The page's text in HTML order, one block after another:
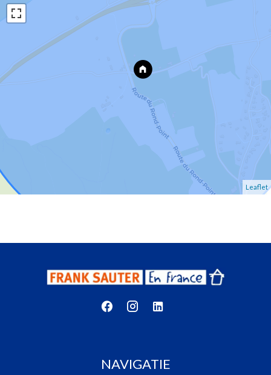
Leaflet
NAVIGATIE